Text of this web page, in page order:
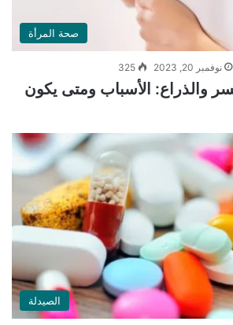
صحة المرأة
نوفمبر 20, 2023 325
والذراع: الأسباب ومتى يكون
الصيدلة